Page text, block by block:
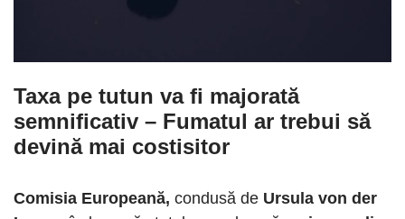
Taxa pe tutun va fi majorată
semnificativ – Fumatul ar trebui să
devină mai costisitor
Comisia Europeană, condusă de Ursula von der